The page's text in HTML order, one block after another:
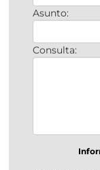
Asunto:
Consulta: